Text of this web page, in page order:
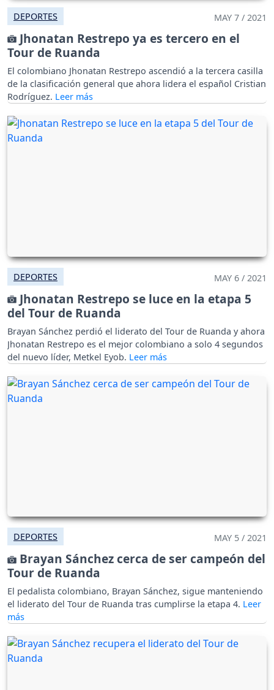
DEPORTES MAY 7 / 2021
Jhonatan Restrepo ya es tercero en el
Tour de Ruanda
El colombiano Jhonatan Restrepo ascendió a la tercera casilla
de la clasificación general que ahora lidera el español Cristian
Rodríguez.
DEPORTES MAY 6 / 2021
Jhonatan Restrepo se luce en la etapa 5
del Tour de Ruanda
Brayan Sánchez perdió el liderato del Tour de Ruanda y ahora
Jhonatan Restrepo es el mejor colombiano a solo 4 segundos
del nuevo líder, Metkel Eyob.
DEPORTES MAY 5 / 2021
Brayan Sánchez cerca de ser campeón del
Tour de Ruanda
El pedalista colombiano, Brayan Sánchez, sigue manteniendo
el liderato del Tour de Ruanda tras cumplirse la etapa 4.